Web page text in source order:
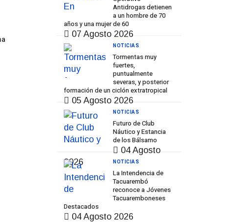
Antidrogas detienen
a un hombre de 70
años y una mujer de 60
07 Agosto 2026
Tormentas muy
fuertes,
puntualmente
severas, y posterior
formación de un ciclón extratropical
05 Agosto 2026
NOTICIAS
Futuro de Club
Náutico y Estancia
de los Bálsamo
04 Agosto
2026
NOTICIAS
La Intendencia de
Tacuarembó
reconoce a Jóvenes
Tacuaremboneses
Destacados
04 Agosto 2026
NOTICIAS